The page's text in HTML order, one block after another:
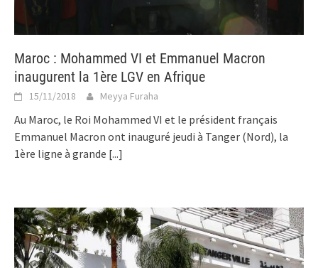
Maroc : Mohammed VI et Emmanuel Macron
inaugurent la 1ère LGV en Afrique
15/11/2018 Meyya Furaha
Au Maroc, le Roi Mohammed VI et le président français
Emmanuel Macron ont inauguré jeudi à Tanger (Nord), la
1ère ligne à grande [...]